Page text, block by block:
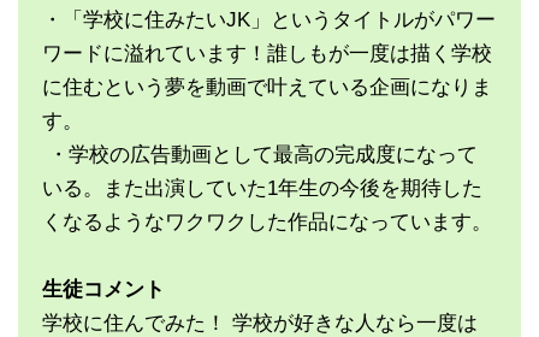
・「学校に住みたいJK」というタイトルがパワー
ワードに溢れています！誰しもが一度は描く学校
に住むという夢を動画で叶えている企画になりま
す。
・学校の広告動画として最高の完成度になって
いる。また出演していた1年生の今後を期待した
くなるようなワクワクした作品になっています。
生徒コメント
学校に住んでみた！ 学校が好きな人なら一度は